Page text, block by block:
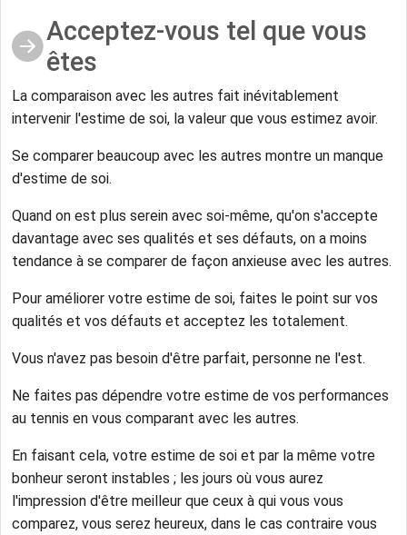
Acceptez-vous tel que vous
êtes
La comparaison avec les autres fait inévitablement
intervenir l'estime de soi, la valeur que vous estimez avoir.
Se comparer beaucoup avec les autres montre un manque
d'estime de soi.
Quand on est plus serein avec soi-même, qu'on s'accepte
davantage avec ses qualités et ses défauts, on a moins
tendance à se comparer de façon anxieuse avec les autres.
Pour améliorer votre estime de soi, faites le point sur vos
qualités et vos défauts et acceptez les totalement.
Vous n'avez pas besoin d'être parfait, personne ne l'est.
Ne faites pas dépendre votre estime de vos performances
au tennis en vous comparant avec les autres.
En faisant cela, votre estime de soi et par la même votre
bonheur seront instables ; les jours où vous aurez
l'impression d'être meilleur que ceux à qui vous vous
comparez, vous serez heureux, dans le cas contraire vous